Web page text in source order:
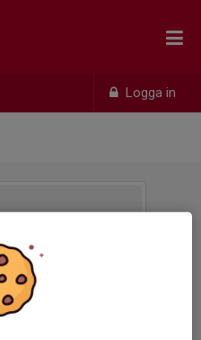
Logga in